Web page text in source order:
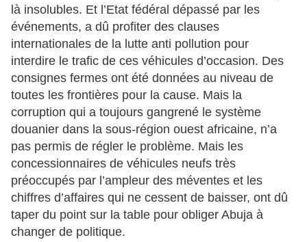
là insolubles. Et l’Etat fédéral dépassé par les
événements, a dû profiter des clauses
internationales de la lutte anti pollution pour
interdire le trafic de ces véhicules d’occasion. Des
consignes fermes ont été données au niveau de
toutes les frontières pour la cause. Mais la
corruption qui a toujours gangrené le système
douanier dans la sous-région ouest africaine, n’a
pas permis de régler le problème. Mais les
concessionnaires de véhicules neufs très
préoccupés par l’ampleur des méventes et les
chiffres d’affaires qui ne cessent de baisser, ont dû
taper du point sur la table pour obliger Abuja à
changer de politique.